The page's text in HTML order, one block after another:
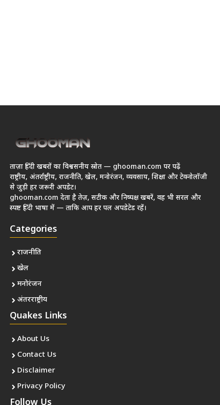
ताज़ा हिंदी खबरों का विश्वसनीय स्रोत — ghooman.com पर पढ़ें
राष्ट्रीय, अंतर्राष्ट्रीय, राजनीति, खेल, मनोरंजन, व्यवसाय, शिक्षा और टेक्नोलॉजी
से जुड़ी हर जरूरी अपडेट।
ghooman.com देता है तेज़, सटीक और निष्पक्ष खबरें, वह भी सरल और
स्पष्ट हिंदी भाषा में — ताकि आप हर पल अपडेटेड रहें।
Categories
राजनीति
खेल
मनोरंजन
अंतरराष्ट्रीय
Quakes Links
About Us
Contact Us
Disclaimer
Privacy Policy